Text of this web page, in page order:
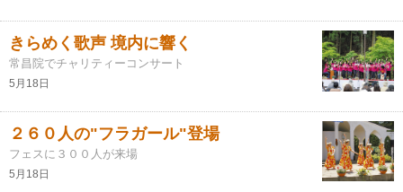
きらめく歌声 境内に響く
常昌院でチャリティーコンサート
5月18日
２６０人の"フラガール"登場
フェスに３００人が来場
5月18日